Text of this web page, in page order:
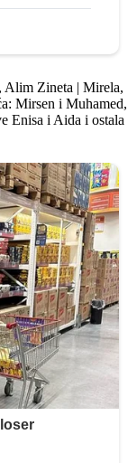
Zineta | Mirela,
Mirsen i Muhamed,
Enisa i Aida i ostala